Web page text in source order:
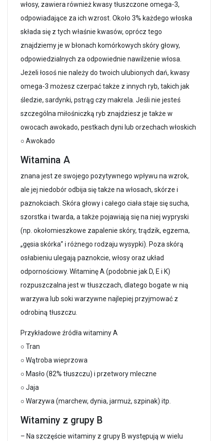
włosy, zawiera również kwasy tłuszczone omega-3,
odpowiadające za ich wzrost. Około 3% każdego włoska
składa się z tych właśnie kwasów, oprócz tego
znajdziemy je w błonach komórkowych skóry głowy,
odpowiedzialnych za odpowiednie nawilżenie włosa.
Jeżeli łosoś nie należy do twoich ulubionych dań, kwasy
omega-3 możesz czerpać także z innych ryb, takich jak
śledzie, sardynki, pstrąg czy makrela. Jeśli nie jesteś
szczególna miłośniczką ryb znajdziesz je także w
owocach awokado, pestkach dyni lub orzechach włoskich
○ Awokado
Witamina A
znana jest ze swojego pozytywnego wpływu na wzrok,
ale jej niedobór odbija się także na włosach, skórze i
paznokciach. Skóra głowy i całego ciała staje się sucha,
szorstka i twarda, a także pojawiają się na niej wypryski
(np. okołomieszkowe zapalenie skóry, trądzik, egzema,
„gęsia skórka” i różnego rodzaju wysypki). Poza skórą
osłabieniu ulegają paznokcie, włosy oraz układ
odpornościowy. Witaminę A (podobnie jak D, E i K)
rozpuszczalna jest w tłuszczach, dlatego bogate w nią
warzywa lub soki warzywne najlepiej przyjmować z
odrobiną tłuszczu.
Przykładowe źródła witaminy A
○ Tran
○ Wątroba wieprzowa
○ Masło (82% tłuszczu) i przetwory mleczne
○ Jaja
○ Warzywa (marchew, dynia, jarmuż, szpinak) itp.
Witaminy z grupy B
– Na szczęście witaminy z grupy B występują w wielu